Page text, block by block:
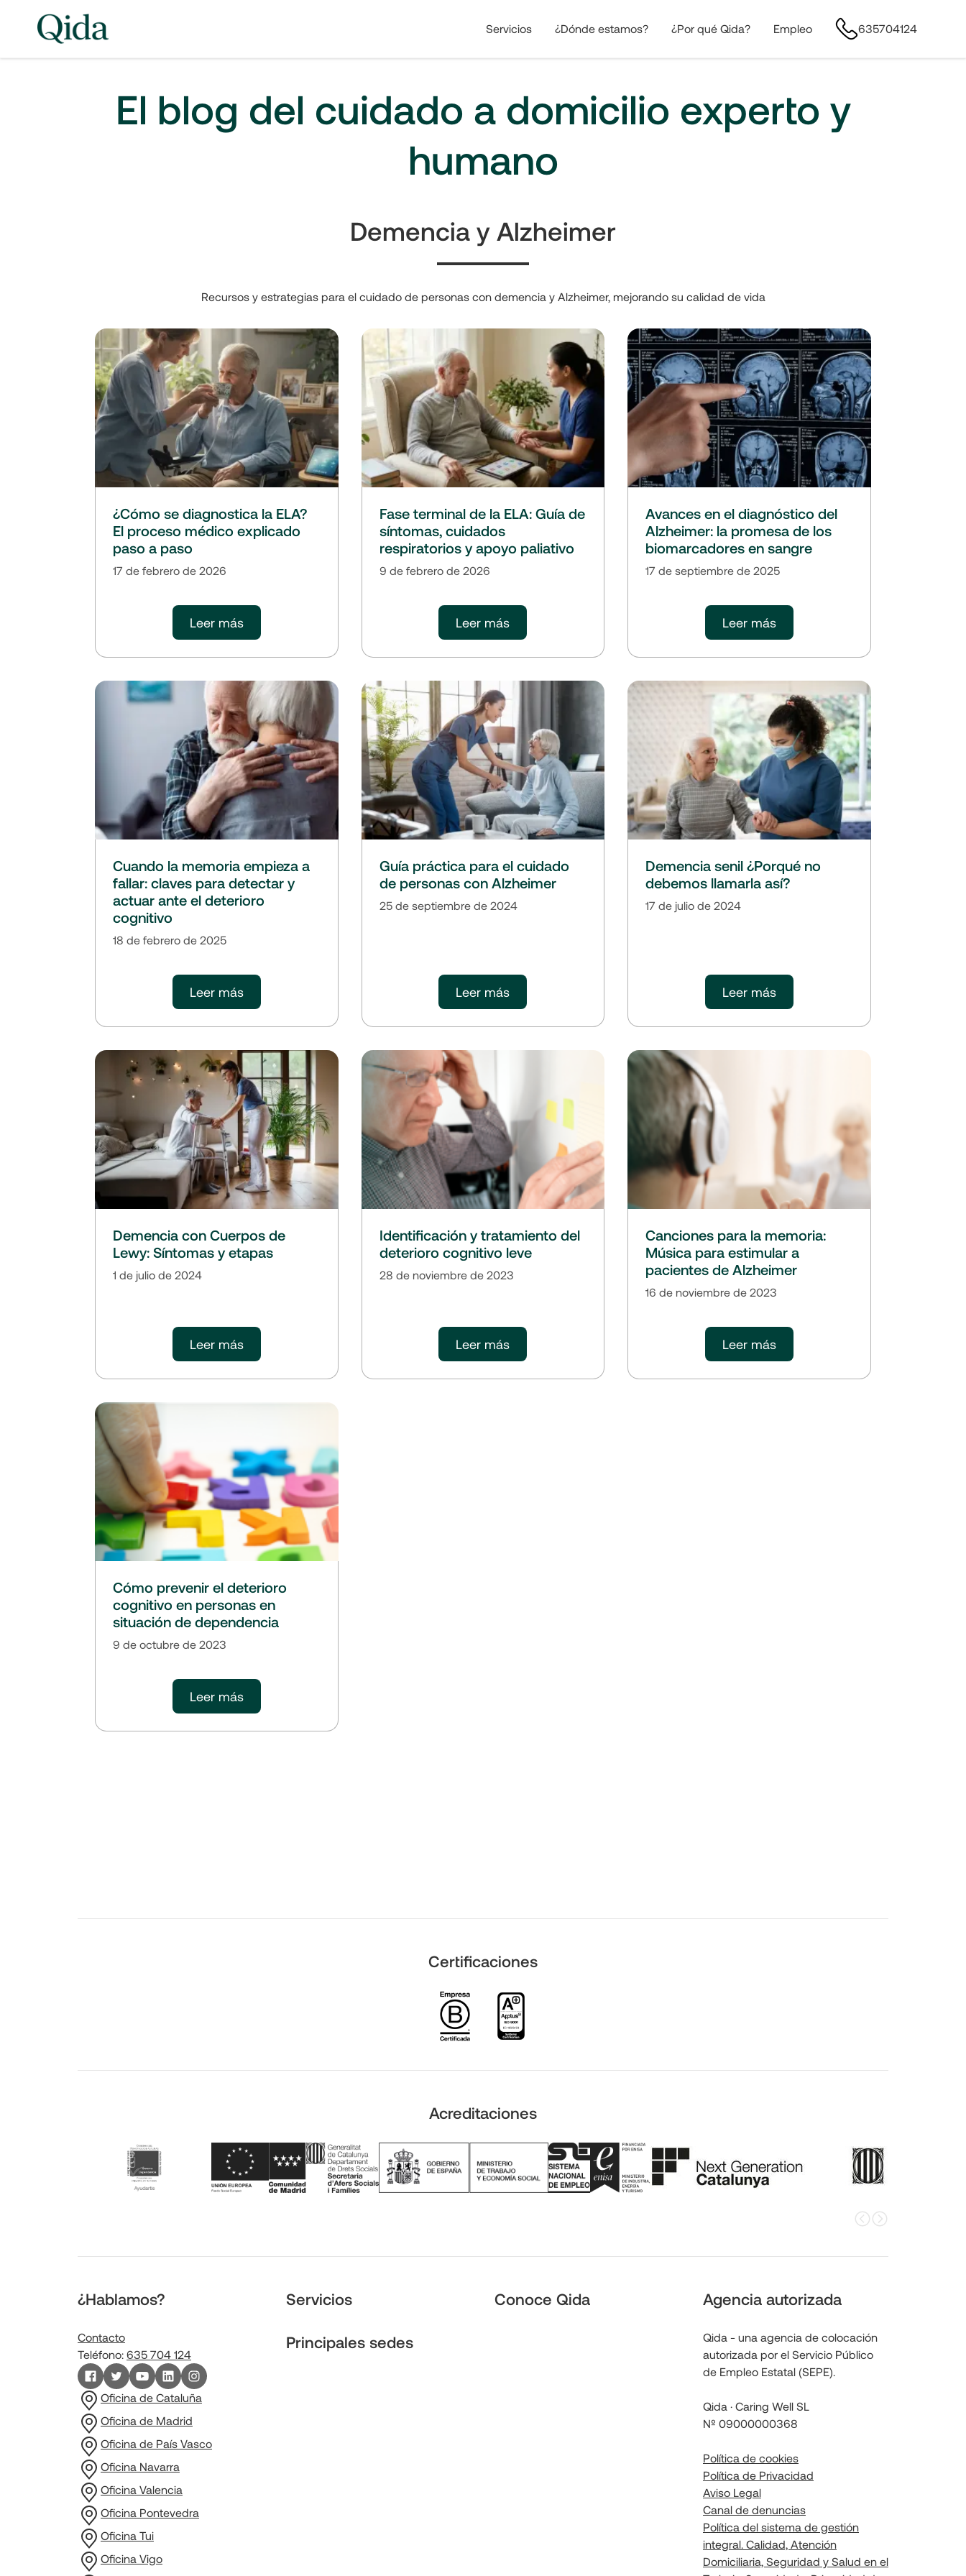
Servicios ¿Dónde estamos? ¿Por qué Qida? Empleo 635704124
El blog del cuidado a domicilio experto y
humano
Demencia y Alzheimer
Recursos y estrategias para el cuidado de personas con demencia y Alzheimer, mejorando su calidad de vida
¿Cómo se diagnostica la ELA?
El proceso médico explicado
paso a paso
17 de febrero de 2026
Leer más
Fase terminal de la ELA: Guía de
síntomas, cuidados
respiratorios y apoyo paliativo
9 de febrero de 2026
Leer más
Avances en el diagnóstico del
Alzheimer: la promesa de los
biomarcadores en sangre
17 de septiembre de 2025
Leer más
Cuando la memoria empieza a
fallar: claves para detectar y
actuar ante el deterioro
cognitivo
18 de febrero de 2025
Leer más
Guía práctica para el cuidado
de personas con Alzheimer
25 de septiembre de 2024
Leer más
Demencia senil ¿Porqué no
debemos llamarla así?
17 de julio de 2024
Leer más
Demencia con Cuerpos de
Lewy: Síntomas y etapas
1 de julio de 2024
Leer más
Identificación y tratamiento del
deterioro cognitivo leve
28 de noviembre de 2023
Leer más
Canciones para la memoria:
Música para estimular a
pacientes de Alzheimer
16 de noviembre de 2023
Leer más
Cómo prevenir el deterioro
cognitivo en personas en
situación de dependencia
9 de octubre de 2023
Leer más
Certificaciones
Acreditaciones
¿Hablamos?
Contacto
Teléfono: 635 704 124
Oficina de Cataluña
Oficina de Madrid
Oficina de País Vasco
Oficina Navarra
Oficina Valencia
Oficina Pontevedra
Oficina Tui
Oficina Vigo
Servicios
Principales sedes
Conoce Qida Agencia autorizada
Qida - una agencia de colocación
autorizada por el Servicio Público
de Empleo Estatal (SEPE).
Qida · Caring Well SL
Nº 09000000368
Política de cookies
Política de Privacidad
Aviso Legal
Canal de denuncias
Política del sistema de gestión
integral. Calidad, Atención
Domiciliaria, Seguridad y Salud en el